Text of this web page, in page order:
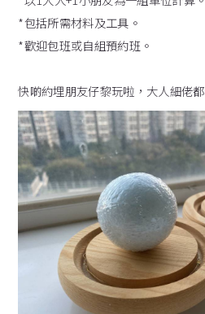
*包括所需材料及工具。
*歡迎包班或自組預約班。